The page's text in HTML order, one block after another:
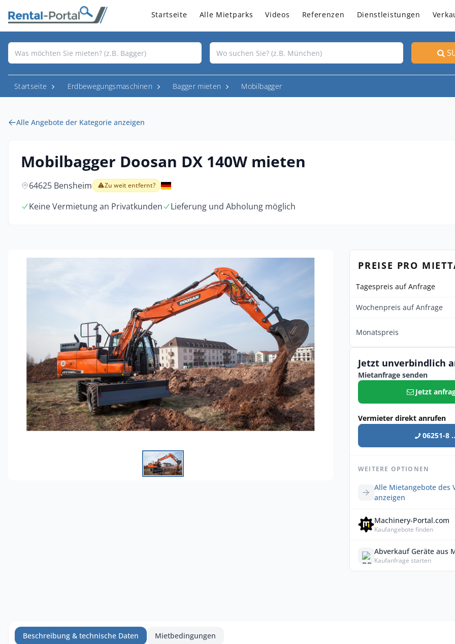
Startseite Alle Mietparks Videos Referenzen Dienstleistungen
Startseite Erdbewegungsmaschinen Bagger mieten Mobilbagger
Alle Angebote der Kategorie anzeigen
Mobilbagger Doosan DX 140W mieten
64625 Bensheim Zu weit entfernt?
Keine Vermietung an Privatkunden Lieferung und Abholung möglich
PREISE PRO
Tagespreis auf Anfrage
Wochenpreis auf Anfrage
Monatspreis
Jetzt unverbindlich
Mietanfrage senden
Jetzt
Vermieter direkt anrufen
06251-8
WEITERE OPTIONEN
Alle Mietangebote des
anzeigen
Machinery-Portal.com
Kaufangebote finden
Abverkauf Geräte aus
Kaufanfrage starten
Beschreibung & technische Daten Mietbedingungen